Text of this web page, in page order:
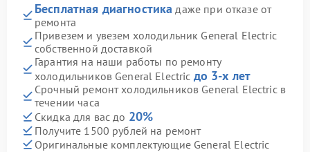
Бесплатная диагностика даже при отказе от
ремонта
Привезем и увезем холодильник General Electric
собственной доставкой
Гарантия на наши работы по ремонту
холодильников General Electric до 3-х лет
Срочный ремонт холодильников General Electric в
течении часа
Скидка для вас до 20%
Получите 1500 рублей на ремонт
Оригинальные комплектующие General Electric